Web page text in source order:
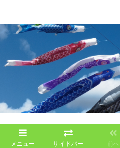
メニュー サイドバー 前へ